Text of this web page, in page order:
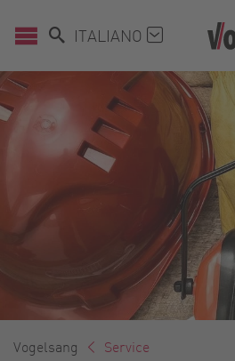
ITALIANO
Vogelsang Service